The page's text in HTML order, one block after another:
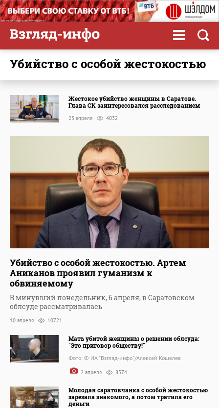
убийство с особой жестокостью
Жестокое убийство женщины в Саратове.
Глава СК заинтересовался расследованием
23 апреля 4032
Убийство с особой жестокостью. Артем
Аниканов проявил гуманизм к
обвиняемому
В минувший понедельник, 6 апреля, в Саратовском
облсуде рассматривалась
10 апреля 10721
Мать убитой женщины о решении облсуда:
"Это приговор обществу!"
Фото: © ИА "Взгляд-инфо"/Алексей Кошелев
2 апреля 8574
Молодая саратовчанка с особой жестокостью
зарезала знакомого, а потом тратила его
деньги